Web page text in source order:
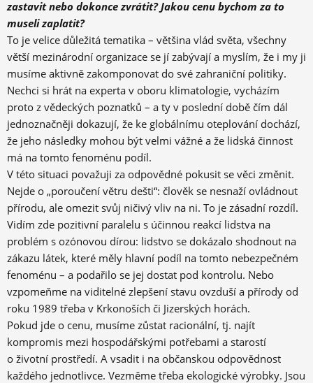
zastavit nebo dokonce zvrátit? Jakou cenu bychom za to
museli zaplatit?
To je velice důležitá tematika – většina vlád světa, všechny
větší mezinárodní organizace se jí zabývají a myslím, že i my ji
musíme aktivně zakomponovat do své zahraniční politiky.
Nechci si hrát na experta v oboru klimatologie, vycházím
proto z vědeckých poznatků – a ty v poslední době čím dál
jednoznačněji dokazují, že ke globálnímu oteplování dochází,
že jeho následky mohou být velmi vážné a že lidská činnost
má na tomto fenoménu podíl.
V této situaci považuji za odpovědné pokusit se věci změnit.
Nejde o „poroučení větru dešti“: člověk se nesnaží ovládnout
přírodu, ale omezit svůj ničivý vliv na ni. To je zásadní rozdíl.
Vidím zde pozitivní paralelu s účinnou reakcí lidstva na
problém s ozónovou dírou: lidstvo se dokázalo shodnout na
zákazu látek, které měly hlavní podíl na tomto nebezpečném
fenoménu – a podařilo se jej dostat pod kontrolu. Nebo
vzpomeňme na viditelné zlepšení stavu ovzduší a přírody od
roku 1989 třeba v Krkonoších či Jizerských horách.
Pokud jde o cenu, musíme zůstat racionální, tj. najít
kompromis mezi hospodářskými potřebami a starostí
o životní prostředí. A vsadit i na občanskou odpovědnost
každého jednotlivce. Vezměme třeba ekologické výrobky. Jsou